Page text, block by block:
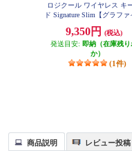
ロジクール ワイヤレス キ
ド Signature Slim【グラファ
9,350円
(税込)
発送目安: 即納（在庫残り
か）
(1件)
商品説明 レビュー投